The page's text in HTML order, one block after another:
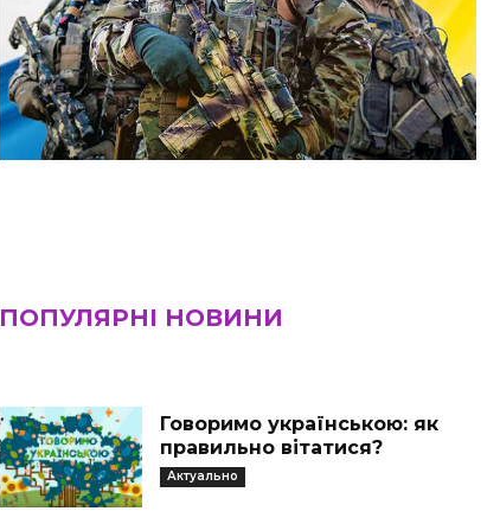
ПОПУЛЯРНІ НОВИНИ
Говоримо українською: як
правильно вітатися?
Актуально